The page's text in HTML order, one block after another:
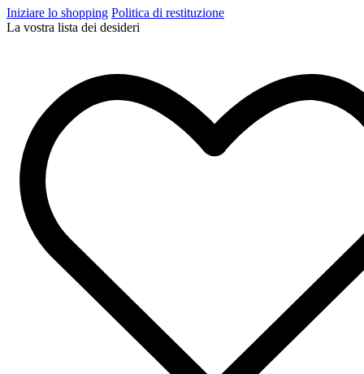
Iniziare lo shopping Politica di restituzione
La vostra lista dei desideri